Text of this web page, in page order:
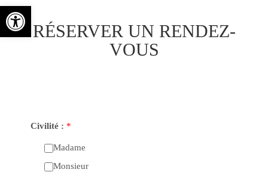
RÉSERVER UN RENDEZ-
VOUS
Civilité : *
Madame
Monsieur
Ouvrir la barre d’outils